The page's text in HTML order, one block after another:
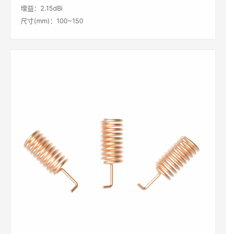
增益：2.15dBi
尺寸(mm)：100~150